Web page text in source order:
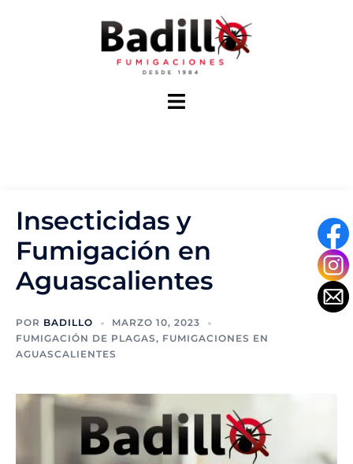
Alternar
Insecticidas y
Fumigación en
Aguascalientes
POR BADILLO
MARZO 10, 2023
FUMIGACIÓN DE PLAGAS, FUMIGACIONES EN
AGUASCALIENTES